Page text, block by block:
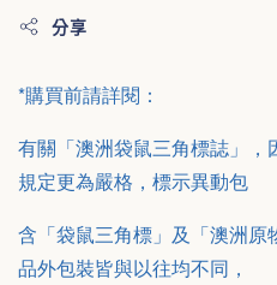
分享
*購買前請詳閱：
有關「澳洲袋鼠三角標誌」
規定更為嚴格，標示異動包
含「袋鼠三角標」及「澳洲
品外包裝皆與以往均不同，